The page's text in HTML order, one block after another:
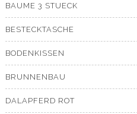
BAUME 3 STUECK
BESTECKTASCHE
BODENKISSEN
BRUNNENBAU
DALAPFERD ROT